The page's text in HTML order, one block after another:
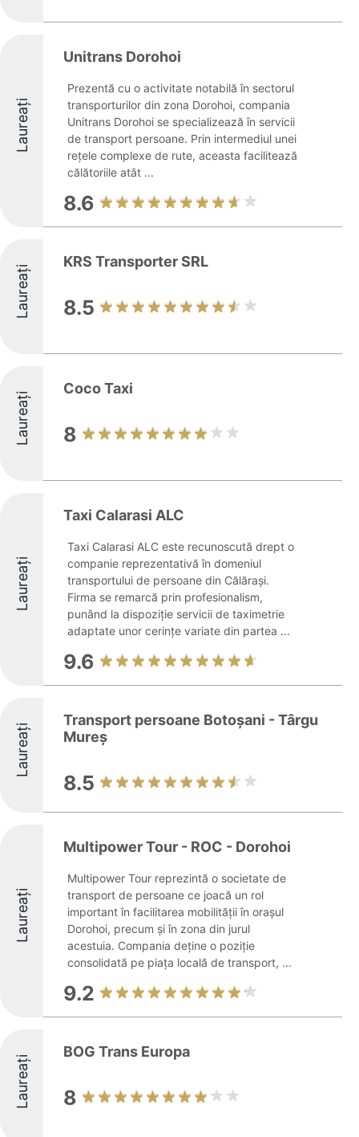
Laureați
Unitrans Dorohoi
Prezentă cu o activitate notabilă în sectorul
transporturilor din zona Dorohoi, compania
Unitrans Dorohoi se specializează în servicii
de transport persoane. Prin intermediul unei
rețele complexe de rute, aceasta facilitează
călătoriile atât ...
8.6
Laureați
KRS Transporter SRL
8.5
Laureați
Coco Taxi
8
Laureați
Taxi Calarasi ALC
Taxi Calarasi ALC este recunoscută drept o
companie reprezentativă în domeniul
transportului de persoane din Călărași.
Firma se remarcă prin profesionalism,
punând la dispoziție servicii de taximetrie
adaptate unor cerințe variate din partea ...
9.6
Laureați
Transport persoane Botoșani - Târgu
Mureș
8.5
Laureați
Multipower Tour - ROC - Dorohoi
Multipower Tour reprezintă o societate de
transport de persoane ce joacă un rol
important în facilitarea mobilității în orașul
Dorohoi, precum și în zona din jurul
acestuia. Compania deține o poziție
consolidată pe piața locală de transport, ...
9.2
Laureați
BOG Trans Europa
8